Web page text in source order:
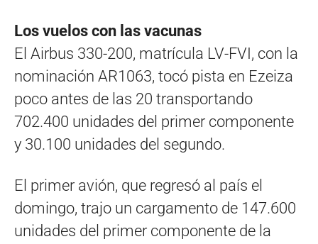
Los vuelos con las vacunas
El Airbus 330-200, matrícula LV-FVI, con la
nominación AR1063, tocó pista en Ezeiza
poco antes de las 20 transportando
702.400 unidades del primer componente
y 30.100 unidades del segundo.
El primer avión, que regresó al país el
domingo, trajo un cargamento de 147.600
unidades del primer componente de la